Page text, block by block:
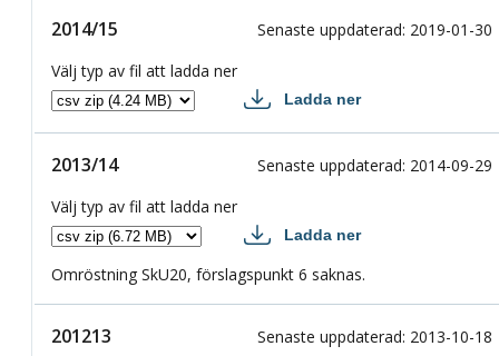
2014/15
2014/15 Senaste uppdaterad: 2019-01-30
Välj typ av fil att ladda ner
Ladda ner
2013/14
2013/14 Senaste uppdaterad: 2014-09-29
Välj typ av fil att ladda ner
Ladda ner
Omröstning SkU20, förslagspunkt 6 saknas.
201213
201213 Senaste uppdaterad: 2013-10-18